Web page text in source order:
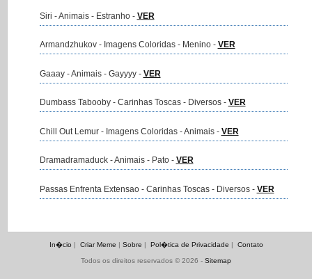
Siri - Animais - Estranho - VER
Armandzhukov - Imagens Coloridas - Menino - VER
Gaaay - Animais - Gayyyy - VER
Dumbass Tabooby - Carinhas Toscas - Diversos - VER
Chill Out Lemur - Imagens Coloridas - Animais - VER
Dramadramaduck - Animais - Pato - VER
Passas Enfrenta Extensao - Carinhas Toscas - Diversos - VER
In�cio | Criar Meme | Sobre | Pol�tica de Privacidade | Contato
Todos os direitos reservados © 2026 - Sitemap